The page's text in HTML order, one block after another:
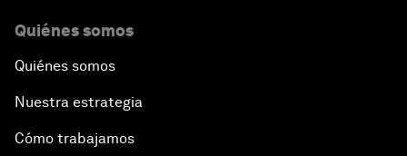
Quiénes somos
Quiénes somos
Nuestra estrategia
Cómo trabajamos